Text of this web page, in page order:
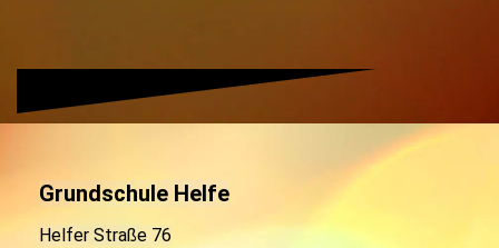
Grundschule Helfe
Helfer Straße 76